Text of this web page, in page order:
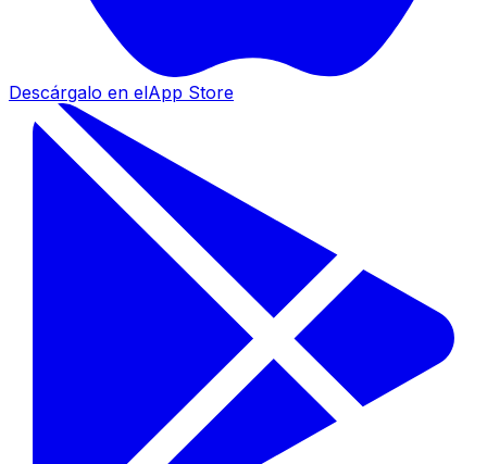
Descárgalo en elApp Store